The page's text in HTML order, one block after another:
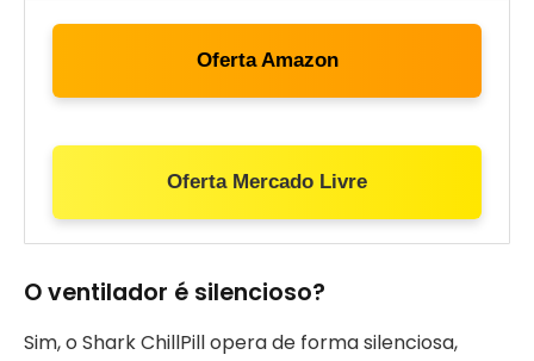
Oferta Amazon
Oferta Mercado Livre
O ventilador é silencioso?
Sim, o Shark ChillPill opera de forma silenciosa,